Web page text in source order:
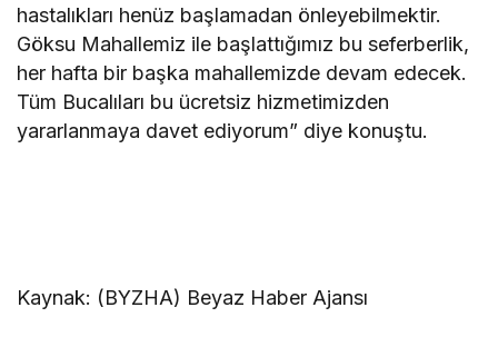
hastalıkları henüz başlamadan önleyebilmektir.
Göksu Mahallemiz ile başlattığımız bu seferberlik,
her hafta bir başka mahallemizde devam edecek.
Tüm Bucalıları bu ücretsiz hizmetimizden
yararlanmaya davet ediyorum” diye konuştu.
Kaynak: (BYZHA) Beyaz Haber Ajansı